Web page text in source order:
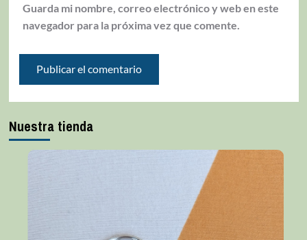
Guarda mi nombre, correo electrónico y web en este
navegador para la próxima vez que comente.
Nuestra tienda